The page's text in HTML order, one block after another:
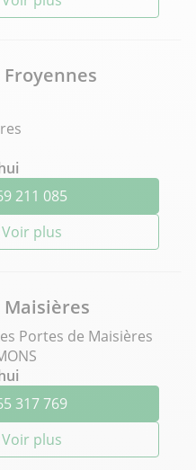
211 085
Voir plus
Portes de Maisières
317 769
Voir plus